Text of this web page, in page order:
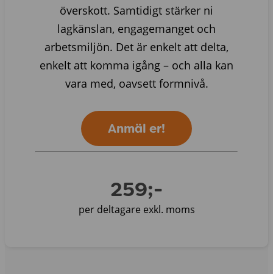
överskott. Samtidigt stärker ni
lagkänslan, engagemanget och
arbetsmiljön. Det är enkelt att delta,
enkelt att komma igång – och alla kan
vara med, oavsett formnivå.
Anmäl er!
259;-
per deltagare exkl. moms